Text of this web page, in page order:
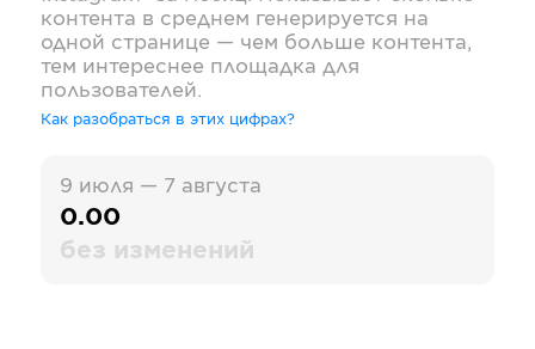
контента в среднем генерируется на
одной странице — чем больше контента,
тем интереснее площадка для
пользователей.
Как разобраться в этих цифрах?
9 июля — 7 августа
0.00
без изменений